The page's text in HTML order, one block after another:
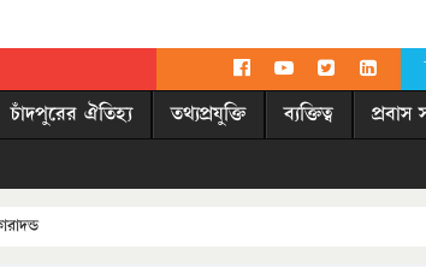
চাঁদপুরের ঐতিহ্য তথ্যপ্রযুক্তি ব্যক্তিত্ব প্রবাস